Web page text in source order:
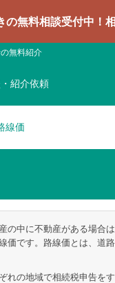
中！相続に強い専
無料紹介
紹介依頼
線価
の中に不動産がある場合
価です。路線価とは、道
れの地域で相続税申告を